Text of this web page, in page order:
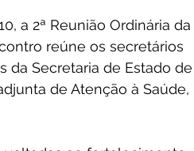
a 2ª Reunião Ordinária da
reúne os secretários
da Secretaria de Estado de
de Atenção à Saúde,